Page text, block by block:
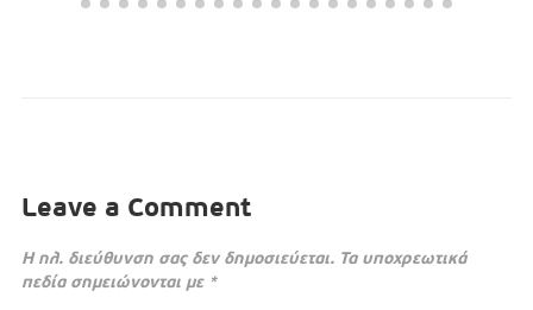
Leave a Comment
Η ηλ. διεύθυνση σας δεν δημοσιεύεται. Τα υποχρεωτικά
πεδία σημειώνονται με *